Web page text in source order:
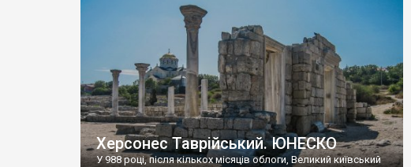
візантійської доби. Раритети викрадені з фондів об’єкту
культурної спадщини ЮНЕСКО «Херсонеса Таврійського».
Офіційно – на виставку «Золото Візантії», але експерти та
влада в Україні вважають це лише […]
Херсонес Таврійський. ЮНЕСКО
У 988 році, після кількох місяців облоги, Великий київський